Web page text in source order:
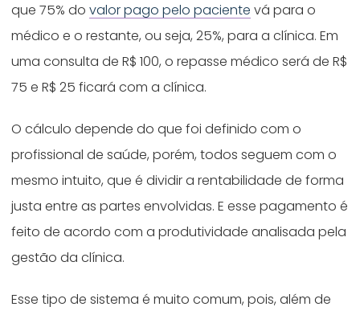
que 75% dovalor pago pelo paciente vá para o
médico e o restante, ou seja, 25%, para a clínica. Em
uma consulta de R$ 100, o repasse médico será de R$
75 e R$ 25 ficará com a clínica.
O cálculo depende do que foi definido com o
profissional de saúde, porém, todos seguem com o
mesmo intuito, que é dividir a rentabilidade de forma
justa entre as partes envolvidas. E esse pagamento é
feito de acordo com a produtividade analisada pela
gestão da clínica.
Esse tipo de sistema é muito comum, pois, além de